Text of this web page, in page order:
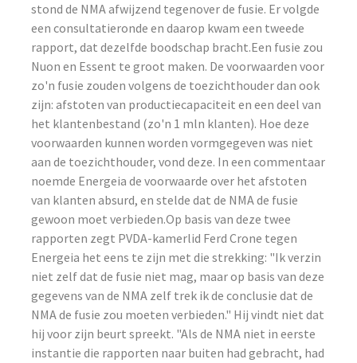
stond de NMA afwijzend tegenover de fusie. Er volgde
een consultatieronde en daarop kwam een tweede
rapport, dat dezelfde boodschap bracht.Een fusie zou
Nuon en Essent te groot maken. De voorwaarden voor
zo'n fusie zouden volgens de toezichthouder dan ook
zijn: afstoten van productiecapaciteit en een deel van
het klantenbestand (zo'n 1 mln klanten). Hoe deze
voorwaarden kunnen worden vormgegeven was niet
aan de toezichthouder, vond deze. In een commentaar
noemde Energeia de voorwaarde over het afstoten
van klanten absurd, en stelde dat de NMA de fusie
gewoon moet verbieden.Op basis van deze twee
rapporten zegt PVDA-kamerlid Ferd Crone tegen
Energeia het eens te zijn met die strekking: "Ik verzin
niet zelf dat de fusie niet mag, maar op basis van deze
gegevens van de NMA zelf trek ik de conclusie dat de
NMA de fusie zou moeten verbieden." Hij vindt niet dat
hij voor zijn beurt spreekt. "Als de NMA niet in eerste
instantie die rapporten naar buiten had gebracht, had